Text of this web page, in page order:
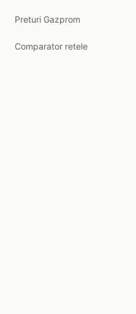
Preturi Gazprom
Comparator retele